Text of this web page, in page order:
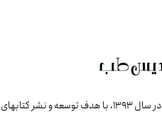
انتشارات آبادیس طب در سال 1393، با هدف